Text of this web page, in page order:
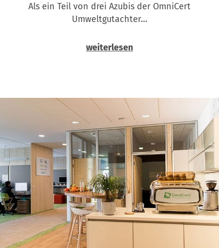
Als ein Teil von drei Azubis der OmniCert
Umweltgutachter…
weiterlesen